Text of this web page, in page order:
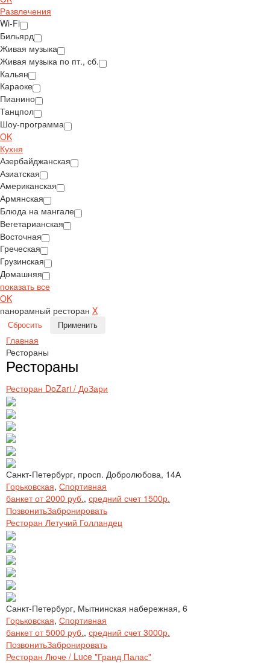
Развлечения
Wi-Fi
Бильярд
Живая музыка
Живая музыка по пт., сб.
Кальян
Караоке
Пианино
Танцпол
Шоу-программа
OK
Кухня
Азербайджанская
Азиатская
Американская
Армянская
Блюда на мангале
Вегетарианская
Восточная
Греческая
Грузинская
Домашняя
показать все
OK
панорамный ресторан X
Сбросить Применить
Главная
Рестораны
Рестораны
Ресторан DoZari / ДоЗари
Санкт-Петербург, просп. Добролюбова, 14А
Горьковская, Спортивная
банкет от 2000 руб., средний счет 1500р.
ПозвонитьЗабронировать
Ресторан Летучий Голландец
Санкт-Петербург, Мытнинская набережная, 6
Горьковская, Спортивная
банкет от 5000 руб., средний счет 3000р.
ПозвонитьЗабронировать
Ресторан Люче / Luce "Гранд Палас"